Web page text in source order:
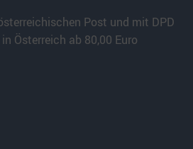
Post und mit DPD
Österreich ab 80,00 Euro